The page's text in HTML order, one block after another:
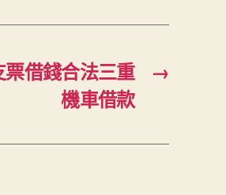
→
借錢合法三重
機車借款